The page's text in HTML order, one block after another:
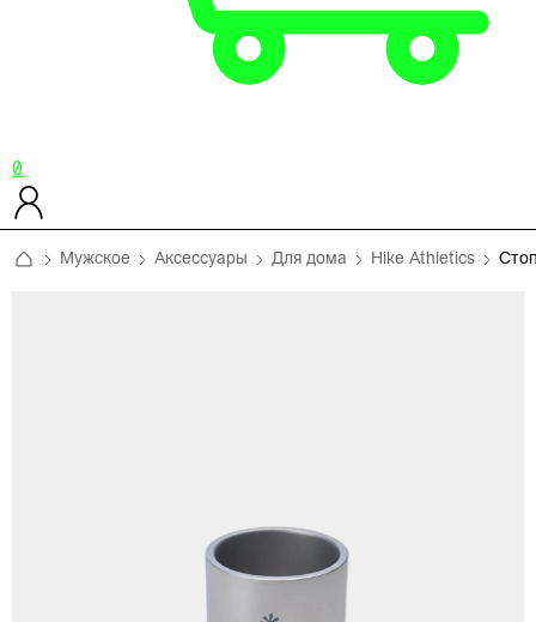
0
Мужское Аксессуары Для дома Hike Athletics